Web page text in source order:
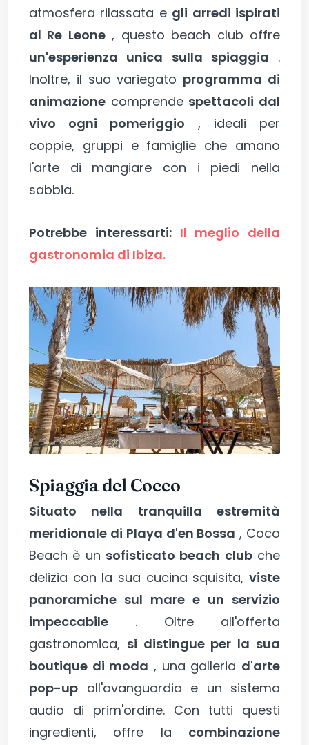
atmosfera rilassata e gli arredi ispirati
al Re Leone, questo beach club offre
un'esperienza unica sulla spiaggia .
Inoltre, il suo variegato programma di
animazione comprende spettacoli dal
vivo ogni pomeriggio , ideali per
coppie, gruppi e famiglie che amano
l'arte di mangiare con i piedi nella
sabbia.
Potrebbe interessarti: Il meglio della
gastronomia di Ibiza.
Spiaggia del Cocco
Situato nella tranquilla estremità
meridionale di Playa d'en Bossa , Coco
Beach è un sofisticato beach clubche
delizia con la sua cucina squisita, viste
panoramiche sul mare e un servizio
impeccabile . Oltre all'offerta
gastronomica, si distingue per la sua
boutique di moda , una galleria d'arte
pop-up all'avanguardia e un sistema
audio di prim'ordine. Con tutti questi
ingredienti, offre la combinazione